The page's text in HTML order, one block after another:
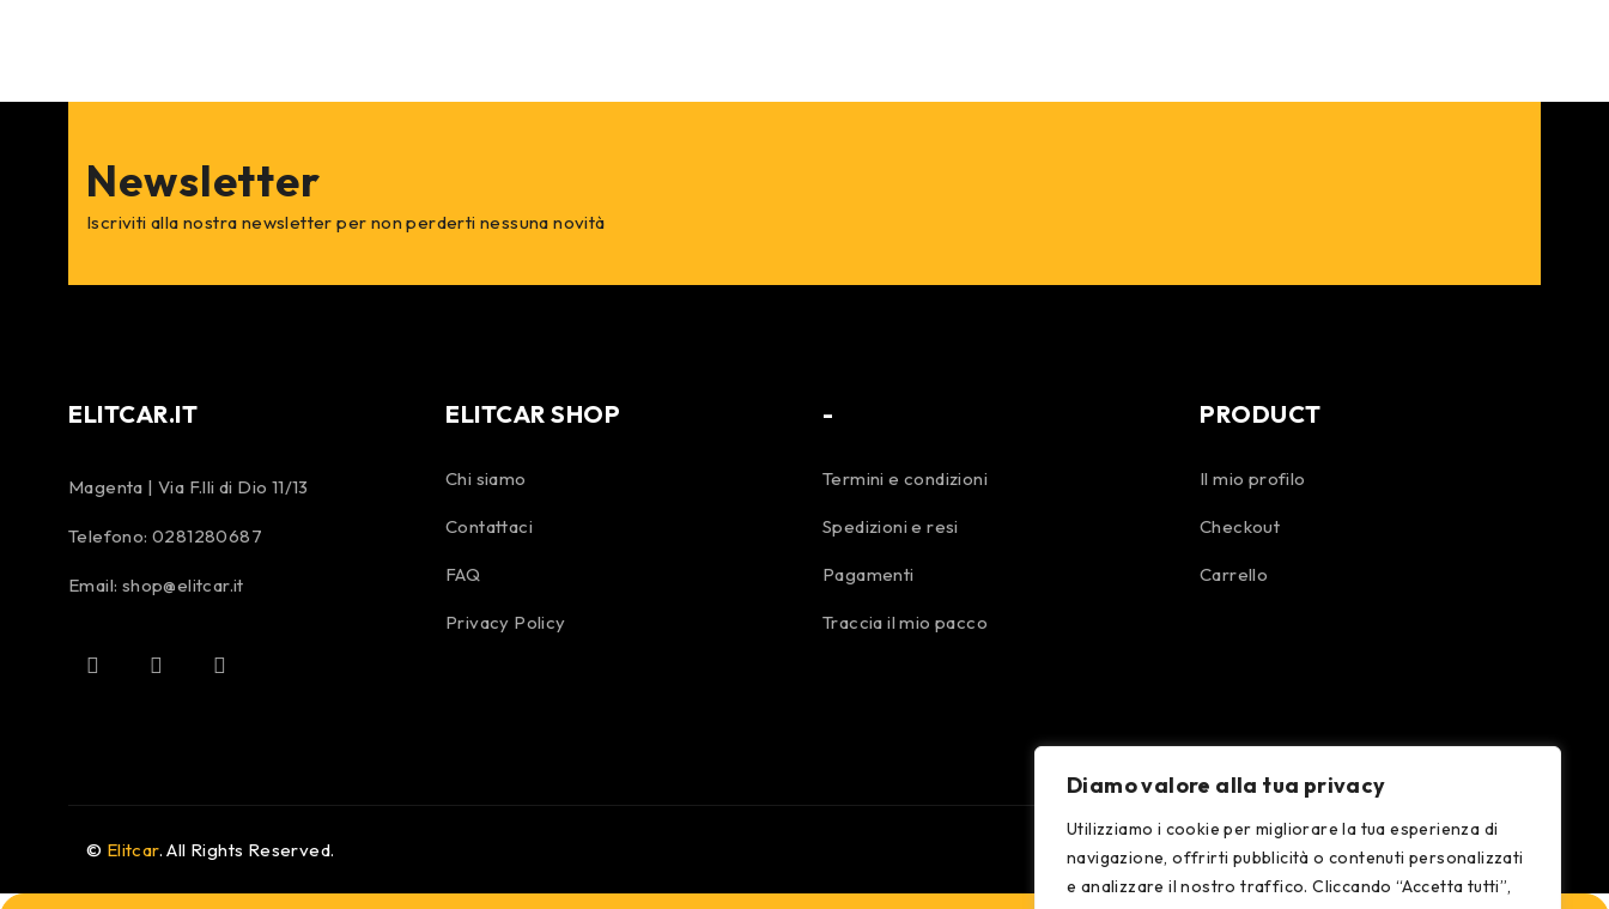
Diamo valore alla tua privacy
Utilizziamo i cookie per migliorare la tua esperienza di
navigazione, offrirti pubblicità o contenuti personalizzati
e analizzare il nostro traffico. Cliccando “Accetta tutti”,
Newsletter
Iscriviti alla nostra newsletter per non perderti nessuna novità
ELITCAR.IT
Magenta | Via F.lli di Dio 11/13
Telefono:0281280687
Email: shop@elitcar.it
ELITCAR SHOP
Chi siamo
Contattaci
FAQ
Privacy Policy
-
Termini e condizioni
Spedizioni e resi
Pagamenti
Traccia il mio pacco
PRODUCT
Il mio profilo
Checkout
Carrello
© Elitcar. All Rights Reserved.